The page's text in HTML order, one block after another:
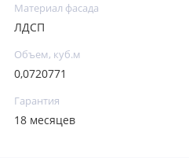
Материал фасада
ЛДСП
Объем, куб.м
0,0720771
Гарантия
18 месяцев